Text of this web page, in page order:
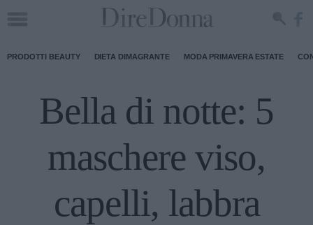
PRODOTTI BEAUTY DIETA DIMAGRANTE MODA PRIMAVERA ESTATE
Bella di notte: 5
maschere viso,
capelli, labbra